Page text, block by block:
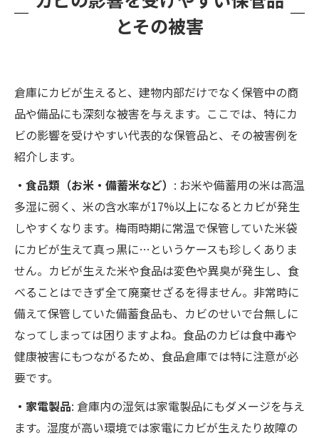
とその被害
倉庫にカビが生えると、建物内部だけでなく保管中の商
品や備品にも深刻な被害を与えます。ここでは、特にカ
ビの影響を受けやすい代表的な保管品と、その被害例を
紹介します。
・食品類（お米・備蓄米など） : お米や備蓄用の米は高温
多湿に弱く、米の含水率が17%以上になるとカビが発生
しやすくなります。梅雨時期に常温で保管していた米袋
にカビが生えて真っ黒に…というケースも珍しくありま
せん。カビが生えた米や食品は変色や異臭が発生し、食
べることはできず全て廃棄せざるを得ません。非常時に
備えて保管していた備蓄食品も、カビのせいで台無しに
なってしまっては困りますよね。食品のカビは食中毒や
健康被害にもつながるため、食品倉庫では特に注意が必
要です。
・家電製品: 倉庫内の湿気は家電製品にもダメージを与え
ます。湿度が高い環境では家電にカビが生えたり故障の